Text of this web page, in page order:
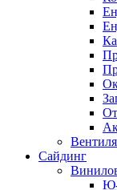
Сайдинг
Ю-